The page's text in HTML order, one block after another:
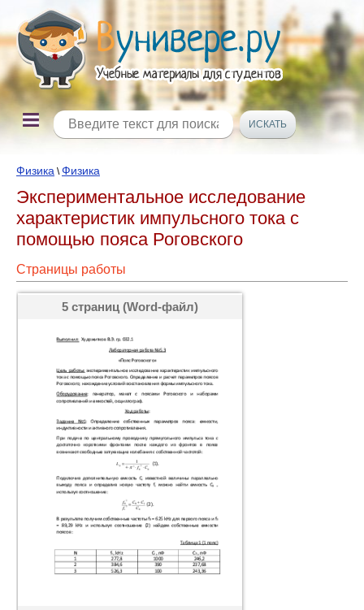
Физика \Физика
Экспериментальное исследование
характеристик импульсного тока с
помощью пояса Роговского
Страницы работы
5 страниц (Word-файл)